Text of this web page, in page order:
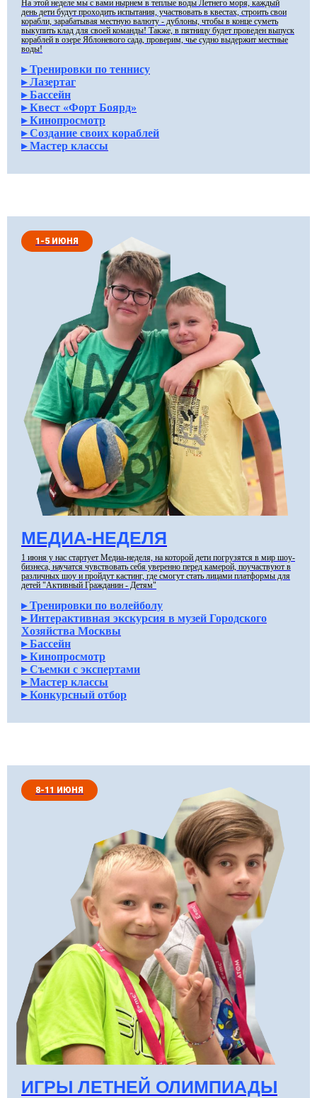
На этой неделе мы с вами нырнем в теплые воды Летнего моря, каждый
день дети будут проходить испытания, участвовать в квестах, строить свои
корабли, зарабатывая местную валюту - дублоны, чтобы в конце суметь
выкупить клад для своей команды! Также, в пятницу будет проведен выпуск
кораблей в озере Яблоневого сада, проверим, чье судно выдержит местные
воды!
▸ Тренировки по теннису
▸ Лазертаг
▸ Бассейн
▸ Квест «Форт Боярд»
▸ Кинопросмотр
▸ Создание своих кораблей
▸ Мастер классы
1-5 ИЮНЯ
МЕДИА-НЕДЕЛЯ
1 июня у нас стартует Медиа-неделя, на которой дети погрузятся в мир шоу-
бизнеса, научатся чувствовать себя уверенно перед камерой, поучаствуют в
различных шоу и пройдут кастинг, где смогут стать лицами платформы для
детей "Активный Гражданин - Детям"
▸ Тренировки по волейболу
▸ Интерактивная экскурсия в музей Городского
Хозяйства Москвы
▸ Бассейн
▸ Кинопросмотр
▸ Съемки с экспертами
▸ Мастер классы
▸ Конкурсный отбор
8-11 ИЮНЯ
ИГРЫ ЛЕТНЕЙ ОЛИМПИАДЫ